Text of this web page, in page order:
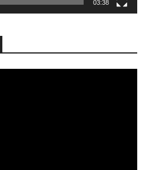
03:38